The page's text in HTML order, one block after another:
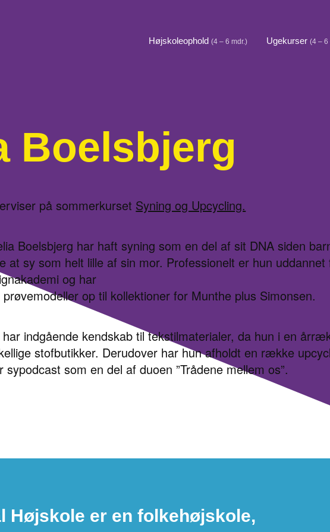
Højskoleophold (4 – 6 mdr.) Ugekurser (4 – 6
Boelsbjerg
på sommerkurset Syning og Upcycling.
Boelsbjerg har haft syning som en del af sit DNA siden
at sy som helt lille af sin mor. Professionelt er hun uddannet
og har
op til kollektioner for Munthe plus Simonsen.
har indgående kendskab til tekstilmaterialer, da hun i en
stofbutikker. Derudover har hun afholdt en række
sypodcast som en del af duoen ”Trådene mellem os”.
Højskole er en folkehøjskole,